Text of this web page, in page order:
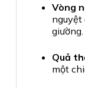
Vòng
nguyệt
giường.
Quả
một